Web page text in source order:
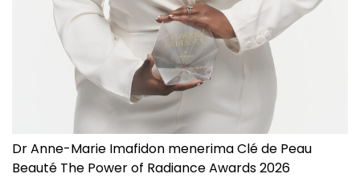
Dr Anne-Marie Imafidon menerima Clé de Peau
Beauté The Power of Radiance Awards 2026